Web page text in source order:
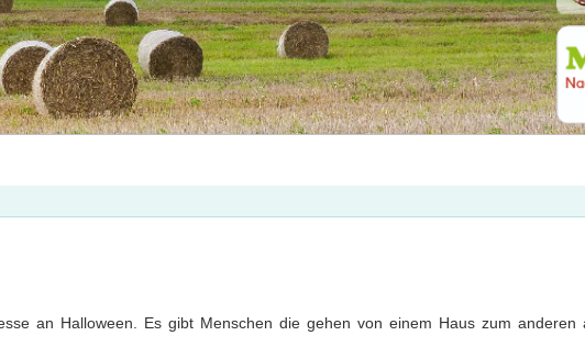
an Halloween. Es gibt Menschen die gehen von einem Haus zum anderen